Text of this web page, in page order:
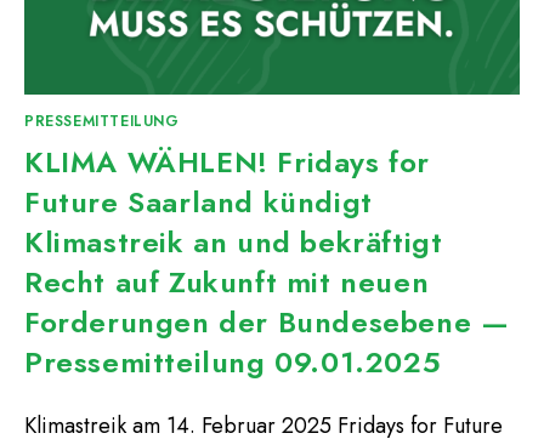
PRESSEMITTEILUNG
KLIMA WÄHLEN! Fridays for
Future Saarland kündigt
Klimastreik an und bekräftigt
Recht auf Zukunft mit neuen
Forderungen der Bundesebene —
Pressemitteilung 09.01.2025
Klimastreik am 14. Februar 2025 Fridays for Future